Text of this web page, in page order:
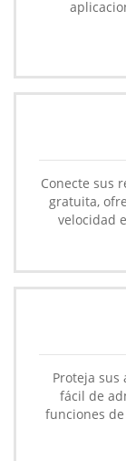
Conecte sus
gratuita,
velocidad
Proteja
fácil de
funciones